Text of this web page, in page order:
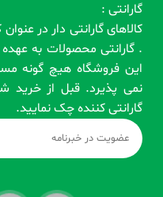
گارانتی :
کالاهای گارانتی دار در
. گارانتی محصولات به
این فروشگاه هیچ گونه
نمی پذیرد. قبل از خرید
گارانتی کننده چک نمایید.